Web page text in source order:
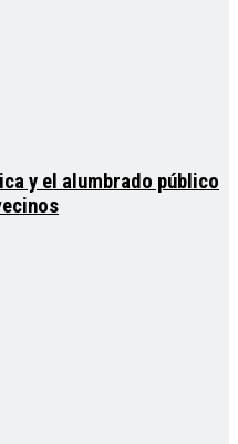
y el alumbrado público